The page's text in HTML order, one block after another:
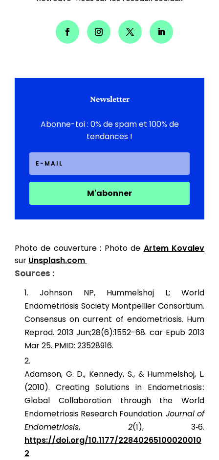
Newsletter
Abonne-toi : 0% de spam et 100% de
tendances !
M'abonner
Photo de couverture : Photo de Artem Kovalev
sur Unsplash.com
Sources :
Johnson NP, Hummelshoj L; World
Endometriosis Society Montpellier Consortium.
Consensus on current of endometriosis. Hum
Reprod. 2013 Jun;28(6):1552-68. car Epub 2013
Mar 25. PMID: 23528916.
Adamson, G. D., Kennedy, S., & Hummelshoj, L.
(2010). Creating Solutions in Endometriosis :
Global Collaboration through the World
Endometriosis Research Foundation. Journal of
Endometriosis, 2(1), 3‑6.
https://doi.org/10.1177/22840265100020010
2